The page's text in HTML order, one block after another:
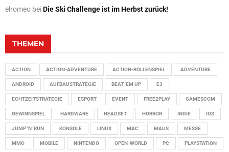
elromeo beiDie Ski Challenge ist im Herbst zurück!
THEMEN
ACTION ACTION-ADVENTURE ACTION-ROLLENSPIEL ADVENTURE
ANDROID AUFBAUSTRATEGIE BEAT 'EM UP E3
ECHTZEITSTRATEGIE ESPORT EVENT FREE2PLAY GAMESCOM
GEWINNSPIEL HARDWARE HEADSET HORROR INDIE IOS
JUMP 'N' RUN KONSOLE LINUX MAC MAUS MESSE
MMO MOBILE NINTENDO OPEN-WORLD PC PLAYSTATION